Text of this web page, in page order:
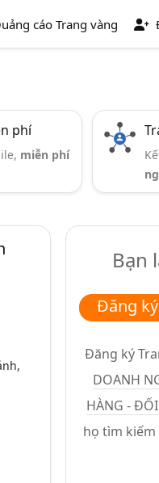
cáo Trang vàng
phí
miễn phí
Bạn
Đăng
Đăng ký
DOANH
HÀNG -
họ tìm kiếm